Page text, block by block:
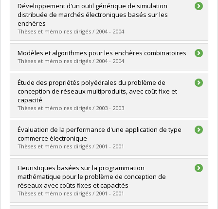
Graduate :Ghamlouche, Ilfat
Cycle :Doctoral
Grade :Ph. D.
Lien vers le document dans Papyrus
Développement d'un outil générique de simulation
distribuée de marchés électroniques basés sur les
enchères
Thèses et mémoires dirigés / 2004 - 2004
Graduate : Khemila, Mohamed Ali
Cycle : Master's
Grade :M. Sc.
Lien vers le document dans Papyrus
Modèles et algorithmes pour les enchères combinatoires
Thèses et mémoires dirigés / 2004 - 2004
Graduate :Abrache, Jawad
Cycle :Doctoral
Grade :Ph. D.
Lien vers le document dans Papyrus
Étude des propriétés polyédrales du problème de
conception de réseaux multiproduits, avec coût fixe et
capacité
Thèses et mémoires dirigés / 2003 - 2003
Graduate :Chouman, Mervat
Cycle :Doctoral
Grade :Ph. D.
Lien vers le document dans Papyrus
Évaluation de la performance d'une application de type
commerce électronique
Thèses et mémoires dirigés / 2001 - 2001
Graduate :Helou, Charles
Cycle :Master's
Grade :M. Sc.
Lien vers le document dans Papyrus
Heuristiques basées sur la programmation
mathématique pour le problème de conception de
réseaux avec coûts fixes et capacités
Thèses et mémoires dirigés / 2001 - 2001